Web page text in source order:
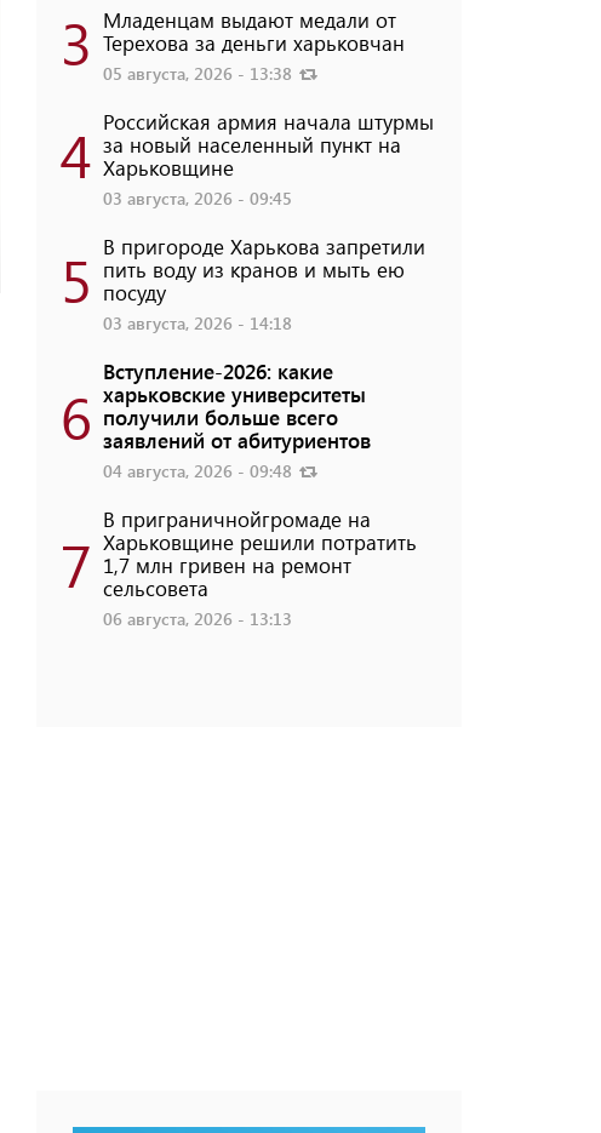
3 Младенцам выдают медали от
Терехова за деньги харьковчан
05 августа, 2026 - 13:38
4 Российская армия начала штурмы
за новый населенный пункт на
Харьковщине
03 августа, 2026 - 09:45
5 В пригороде Харькова запретили
пить воду из кранов и мыть ею
посуду
03 августа, 2026 - 14:18
6
Вступление-2026: какие
харьковские университеты
получили больше всего
заявлений от абитуриентов
04 августа, 2026 - 09:48
7
В приграничнойгромаде на
Харьковщине решили потратить
1,7 млн ​​гривен на ремонт
сельсовета
06 августа, 2026 - 13:13